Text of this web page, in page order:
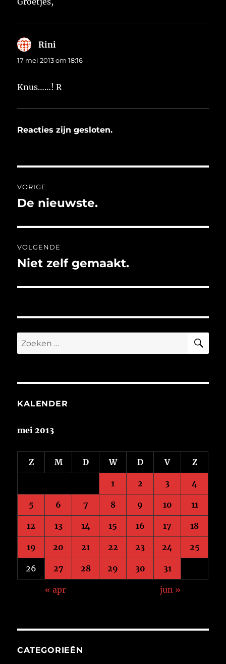
Rini
17 mei 2013 om 18:16
Knus……! R
Reacties zijn gesloten.
navigatie
VORIGE
Vorig
De nieuwste.
VOLGENDE
Volgend
Niet zelf gemaakt.
Zoeken
naar:
KALENDER
mei 2013
Z M D W D V Z
1 2 3 4
5 6 7 8 9 10 11
12 13 14 15 16 17 18
19 20 21 22 23 24 25
26 27 28 29 30 31
« apr jun »
CATEGORIEËN